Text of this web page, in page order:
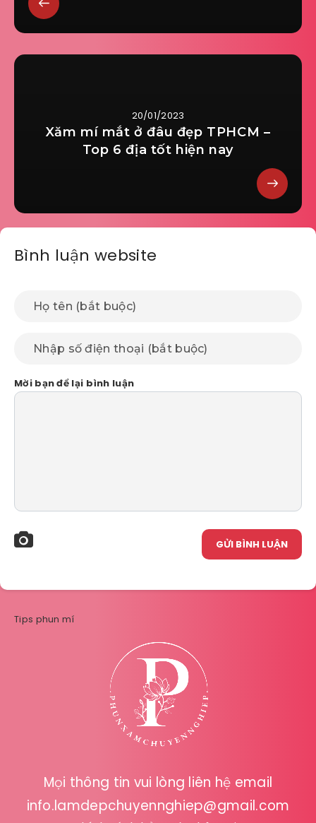
20/01/2023
Xăm mí mắt ở đâu đẹp TPHCM –
Top 6 địa tốt hiện nay
Bình luận website
Mời bạn để lại bình luận
GỬI BÌNH LUẬN
Tips phun mí
Mọi thông tin vui lòng liên hệ email
info.lamdepchuyennghiep@gmail.com